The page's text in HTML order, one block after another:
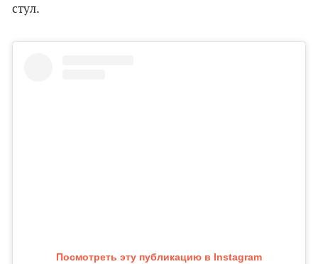
стул.
Посмотреть эту публикацию в Instagram